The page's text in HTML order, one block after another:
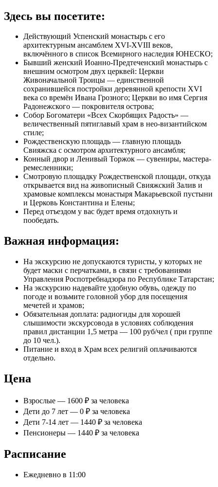
Здесь вы посетите:
Действующий Успенский монастырь с его
архитектурным ансамблем XVI-XVIII веков,
включённого в список Всемирного наследия ЮНЕСКО;
Бывший женский Иоанно-Предтеченский монастырь с
внешним осмотром двух церквей: Церкви
Живоначальной Троицы — единственной
сохранившейся постройки деревянной крепости XVI
века со времён Ивана Грозного; Церкви во имя Сергия
Радонежского — покровителя острова;
Собор Богоматери «Всех Скорбящих Радость» —
величественный пятиглавый храм в нео-византийском
стиле;
Рождественскую площадь — главную площадь
Свияжска с осмотром архитектурного ансамбля;
Конный двор и Ленивый Торжок — сувениры, мастера-
ремесленники;
Смотровую площадку Рождественской площади, откуда
открывается вид на живописный Свияжский Залив и
храмовые комплексы монастыря Макарьевской пустыни
и Церковь Константина и Елены;
Перед отъездом у вас будет время отдохнуть и
пообедать.
Важная информация:
На экскурсию не допускаются туристы, у которых не
будет маски с перчатками, в связи с требованиями
Управления Роспотребнадзора по Республике Татарстан;
На экскурсию надевайте удобную обувь, одежду по
погоде и возьмите головной убор для посещения
мечетей и храмов;
Обязательная доплата: радиогиды для хорошей
слышимости экскурсовода в условиях соблюдения
правил дистанции 1,5 метра — 100 руб/чел ( при группе
до 10 чел.).
Питание и вход в Храм всех религий оплачиваются
отдельно.
Цена
Взрослые — 1600 ₽ за человека
Дети до 7 лет — 0 ₽ за человека
Дети 7-14 лет — 1440 ₽ за человека
Пенсионеры — 1440 ₽ за человека
Расписание
Ежедневно в 11:00